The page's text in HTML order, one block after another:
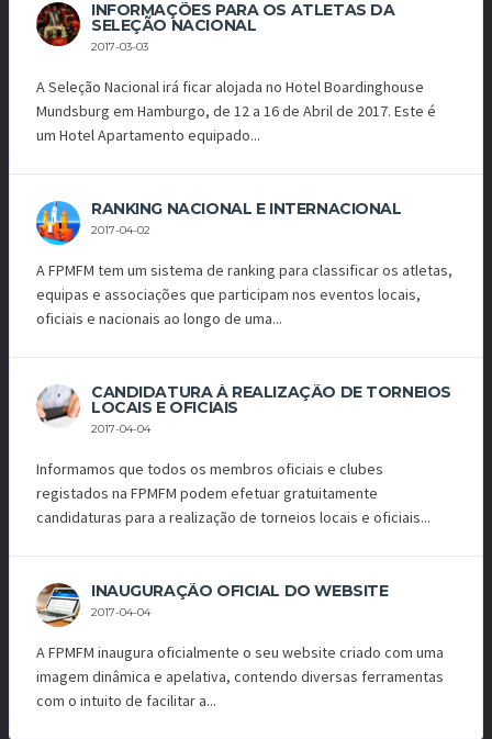
INFORMAÇÕES PARA OS ATLETAS DA
SELEÇÃO NACIONAL
2017-03-03
A Seleção Nacional irá ficar alojada no Hotel Boardinghouse
Mundsburg em Hamburgo, de 12 a 16 de Abril de 2017. Este é
um Hotel Apartamento equipado...
RANKING NACIONAL E INTERNACIONAL
2017-04-02
A FPMFM tem um sistema de ranking para classificar os atletas,
equipas e associações que participam nos eventos locais,
oficiais e nacionais ao longo de uma...
CANDIDATURA À REALIZAÇÃO DE TORNEIOS
LOCAIS E OFICIAIS
2017-04-04
Informamos que todos os membros oficiais e clubes
registados na FPMFM podem efetuar gratuitamente
candidaturas para a realização de torneios locais e oficiais...
INAUGURAÇÃO OFICIAL DO WEBSITE
2017-04-04
A FPMFM inaugura oficialmente o seu website criado com uma
imagem dinâmica e apelativa, contendo diversas ferramentas
com o intuito de facilitar a...